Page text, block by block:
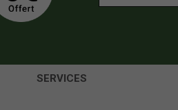
SERVICES